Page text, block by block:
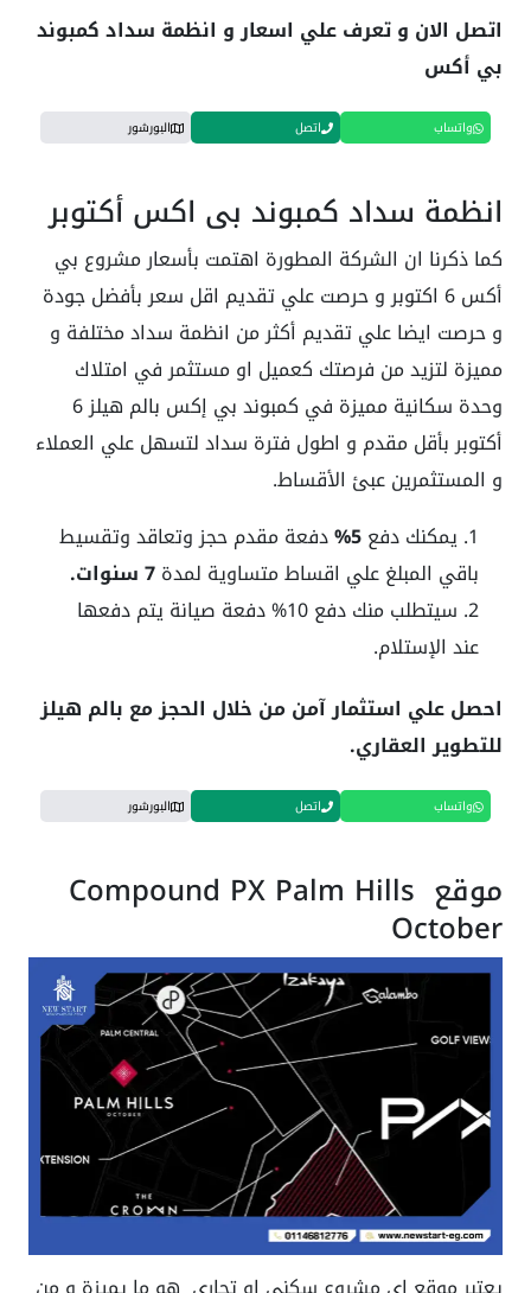
اتصل الان و تعرف علي اسعار و انظمة سداد كمبوند
بي أكس
واتساب اتصل البورشور
انظمة سداد كمبوند بي اكس أكتوبر
كما ذكرنا ان الشركة المطورة اهتمت بأسعار مشروع بي
أكس 6 اكتوبر و حرصت علي تقديم اقل سعر بأفضل جودة
و حرصت ايضا علي تقديم أكثر من انظمة سداد مختلفة و
مميزة لتزيد من فرصتك كعميل او مستثمر في امتلاك
وحدة سكانية مميزة في كمبوند بي إكس بالم هيلز 6
أكتوبر بأقل مقدم و اطول فترة سداد لتسهل علي العملاء
و المستثمرين عبئ الأقساط.
يمكنك دفع5%
دفعة مقدم حجز وتعاقد وتقسيط
باقي المبلغ علي اقساط متساوية لمدة7 سنوات.
سيتطلب منك دفع 10% دفعة صيانة يتم دفعها
عند الإستلام.
احصل علي استثمار آمن من خلال الحجز مع بالم هيلز
للتطوير العقاري.
واتساب اتصل البورشور
موقع Compound PX Palm Hills
October